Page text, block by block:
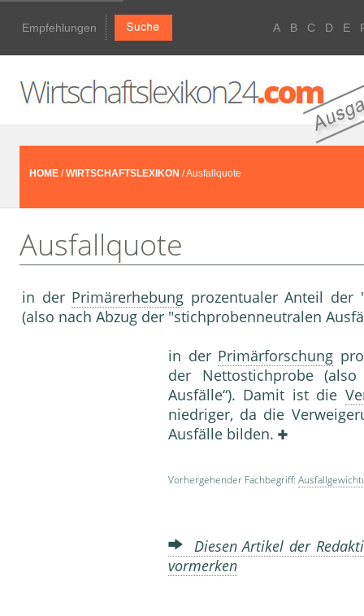
Empfehlungen A B C D E
HOME /WIRTSCHAFTSLEXIKON / Ausfallquote
Ausfallquote
in der Primärerhebung prozentualer Anteil
(also nach Abzug der "stichprobenneutralen
in der Primärforschung
der Netto­stichprobe
Ausfälle“). Damit ist die
niedriger, da die
Ausfälle bilden.
Vorhergehender Fachbegriff:
Diesen Artikel der
vormerken